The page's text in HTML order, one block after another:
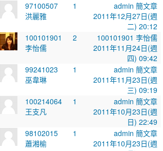
97100507
洪麗雅
1
admin 簡文章
2011年12月27日(週
二) 20:12
100101901
李怡儒
2
100101901 李怡儒
2011年11月24日(週
四) 09:42
99241023
巫韋琳
1
admin 簡文章
2011年11月23日(週
三) 09:19
100214064
王支凡
1
admin 簡文章
2011年10月23日(週
日) 22:49
98102015
蕭湘榆
1
admin 簡文章
2011年10月23日(週